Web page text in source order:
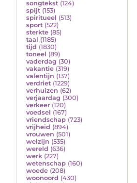
songtekst (124)
spijt (153)
spiritueel (513)
sport (522)
sterkte (85)
taal (1185)
tijd (1830)
toneel (89)
vaderdag (30)
vakantie (319)
valentijn (137)
verdriet (1229)
verhuizen (62)
verjaardag (300)
verkeer (120)
voedsel (167)
vriendschap (723)
vrijheid (894)
vrouwen (501)
welzijn (535)
wereld (636)
werk (227)
wetenschap (160)
woede (208)
woonoord (430)